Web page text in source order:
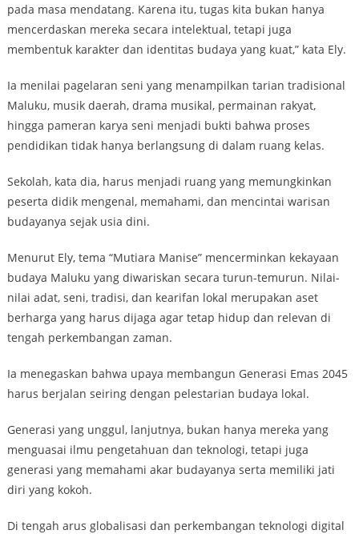
pada masa mendatang. Karena itu, tugas kita bukan hanya
mencerdaskan mereka secara intelektual, tetapi juga
membentuk karakter dan identitas budaya yang kuat,” kata Ely.
Ia menilai pagelaran seni yang menampilkan tarian tradisional
Maluku, musik daerah, drama musikal, permainan rakyat,
hingga pameran karya seni menjadi bukti bahwa proses
pendidikan tidak hanya berlangsung di dalam ruang kelas.
Sekolah, kata dia, harus menjadi ruang yang memungkinkan
peserta didik mengenal, memahami, dan mencintai warisan
budayanya sejak usia dini.
Menurut Ely, tema “Mutiara Manise” mencerminkan kekayaan
budaya Maluku yang diwariskan secara turun-temurun. Nilai-
nilai adat, seni, tradisi, dan kearifan lokal merupakan aset
berharga yang harus dijaga agar tetap hidup dan relevan di
tengah perkembangan zaman.
Ia menegaskan bahwa upaya membangun Generasi Emas 2045
harus berjalan seiring dengan pelestarian budaya lokal.
Generasi yang unggul, lanjutnya, bukan hanya mereka yang
menguasai ilmu pengetahuan dan teknologi, tetapi juga
generasi yang memahami akar budayanya serta memiliki jati
diri yang kokoh.
Di tengah arus globalisasi dan perkembangan teknologi digital